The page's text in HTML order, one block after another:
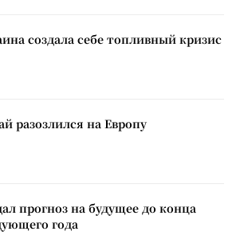
создала себе топливный кризис
разозлился на Европу
прогноз на будущее до конца
года